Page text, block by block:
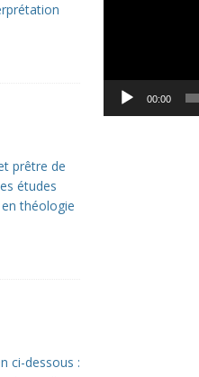
prêtre de
études
théologie
ci-dessous :
00:00